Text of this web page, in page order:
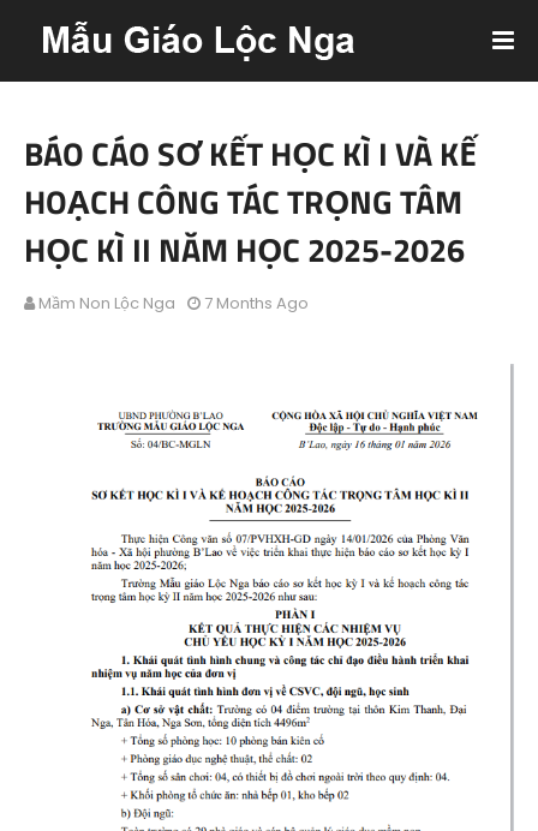
BÁO CÁO SƠ KẾT HỌC KÌ I VÀ KẾ
HOẠCH CÔNG TÁC TRỌNG TÂM
HỌC KÌ II NĂM HỌC 2025-2026
Mầm Non Lộc Nga 7 Months Ago